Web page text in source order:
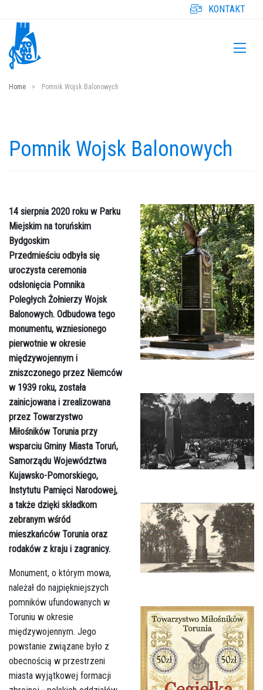
KONTAKT
Home Pomnik Wojsk Balonowych
Pomnik Wojsk Balonowych
14 sierpnia 2020 roku w Parku
Miejskim na toruńskim
Bydgoskim
Przedmieściu odbyła się
uroczysta ceremonia
odsłonięcia Pomnika
Poległych Żołnierzy Wojsk
Balonowych. Odbudowa tego
monumentu, wzniesionego
pierwotnie w okresie
międzywojennym i
zniszczonego przez Niemców
w 1939 roku, została
zainicjowana i zrealizowana
przez Towarzystwo
Miłośników Torunia przy
wsparciu Gminy Miasta Toruń,
Samorządu Województwa
Kujawsko-Pomorskiego,
Instytutu Pamięci Narodowej,
a także dzięki składkom
zebranym wśród
mieszkańców Torunia oraz
rodaków z kraju i zagranicy.
Monument, o którym mowa,
należał do najpiękniejszych
pomników ufundowanych w
Toruniu w okresie
międzywojennym. Jego
powstanie związane było z
obecnością w przestrzeni
miasta wyjątkowej formacji